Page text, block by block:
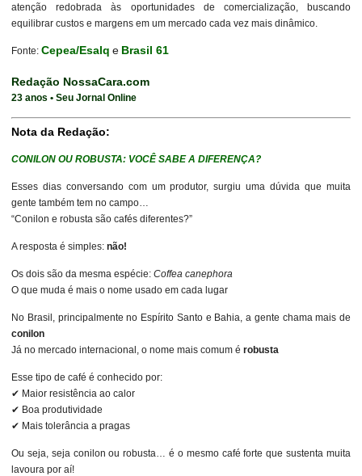
atenção redobrada às oportunidades de comercialização, buscando
equilibrar custos e margens em um mercado cada vez mais dinâmico.
Fonte: Cepea/Esalq e Brasil 61
Redação NossaCara.com
23 anos • Seu Jornal Online
Nota da Redação:
CONILON OU ROBUSTA: VOCÊ SABE A DIFERENÇA?
Esses dias conversando com um produtor, surgiu uma dúvida que muita
gente também tem no campo…
“Conilon e robusta são cafés diferentes?”
A resposta é simples: não!
Os dois são da mesma espécie: Coffea canephora
O que muda é mais o nome usado em cada lugar
No Brasil, principalmente no Espírito Santo e Bahia, a gente chama mais de
conilon
Já no mercado internacional, o nome mais comum é robusta
Esse tipo de café é conhecido por:
✔ Maior resistência ao calor
✔ Boa produtividade
✔ Mais tolerância a pragas
Ou seja, seja conilon ou robusta… é o mesmo café forte que sustenta muita
lavoura por aí!